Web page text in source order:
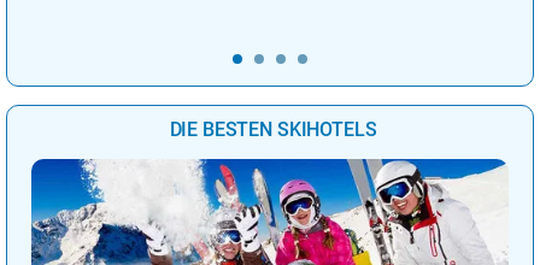
DIE BESTEN SKIHOTELS